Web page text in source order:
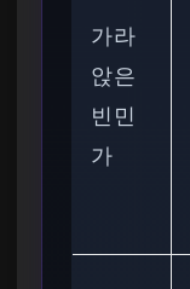
가라
앉은
빈민
가